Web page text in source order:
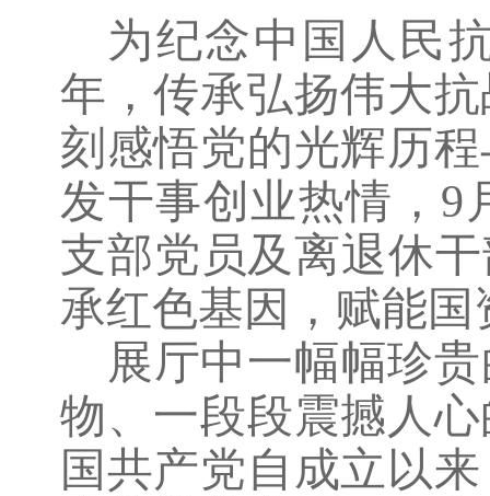
为纪念中国人民
年，传承弘扬伟大
刻感悟党的光辉历
发干事创业热情， 9
支部党员及离退休
承红色基因，赋能国
展厅中一幅幅珍
物、一段段震撼人
国共产党自成立以